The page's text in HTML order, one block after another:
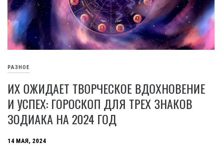
РАЗНОЕ
ИХ ОЖИДАЕТ ТВОРЧЕСКОЕ ВДОХНОВЕНИЕ
И УСПЕХ: ГОРОСКОП ДЛЯ ТРЕХ ЗНАКОВ
ЗОДИАКА НА 2024 ГОД
14 МАЯ, 2024